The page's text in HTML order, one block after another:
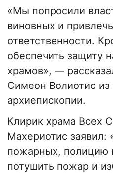
«Мы попросили
виновных и
ответственности.
обеспечить защиту
храмов», —
Симеон Волиотис из
архиепископии.
Клирик храма Всех
Махериотис заявил:
пожарных, полицию
потушить пожар и